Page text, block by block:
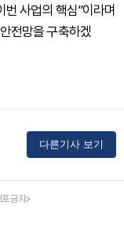
사업의 핵심”이라며
전망을 구축하겠
다른기사 보기
금지>